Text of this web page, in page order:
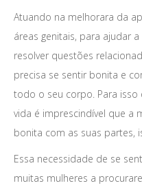
Atuando na melhorara da
áreas genitais, para ajudar
resolver questões
precisa se sentir bonita e
todo o seu corpo. Para
vida é imprescindível que a
bonita com as suas partes,
Essa necessidade de se
muitas mulheres a